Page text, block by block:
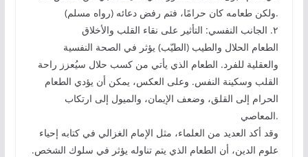
ولكن طعامه كان حرامًا، فتم رفض دعائه (رواه مسلم).
٢. الجانب النفسي: التأثير على نقاء القلب والأخلاق
الطعام الحلال والطيب (الطيّب) يؤثر في الصحة النفسية
والعقلية للفرد. الطعام الذي يأتي من كسب حلال سيُعزز راحة
القلب وسكينة النفس. وعلى العكس، يمكن أن يؤدي الطعام
الحرام إلى القلق، وضعف الإيمان، والميول إلى ارتكاب
المعاصي.
وقد أكد العديد من العلماء، مثل الإمام الغزالي في كتابه إحياء
علوم الدين، أن الطعام الذي يتم تناوله يؤثر في سلوك الشخص.